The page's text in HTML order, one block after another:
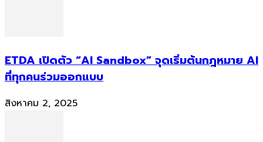
ETDA เปิดตัว “AI Sandbox” จุดเริ่มต้นกฎหมาย AI
ที่ทุกคนร่วมออกแบบ
สิงหาคม 2, 2025